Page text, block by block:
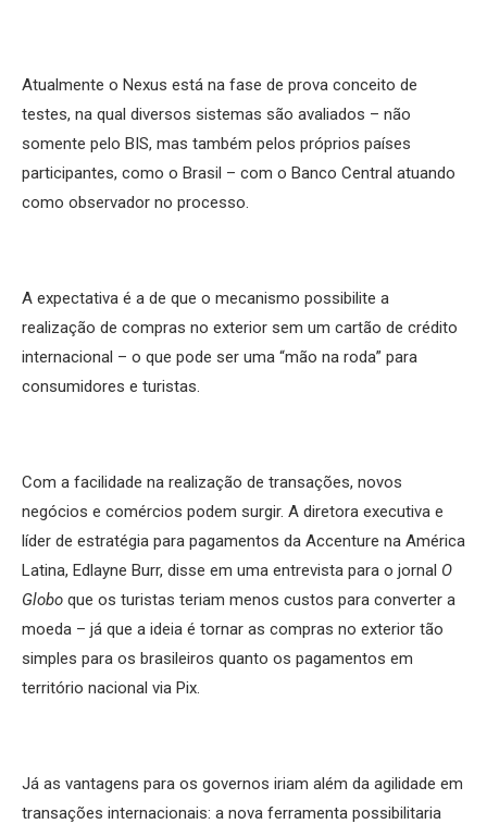
Atualmente o Nexus está na fase de prova conceito de
testes, na qual diversos sistemas são avaliados – não
somente pelo BIS, mas também pelos próprios países
participantes, como o Brasil – com o Banco Central atuando
como observador no processo.
A expectativa é a de que o mecanismo possibilite a
realização de compras no exterior sem um cartão de crédito
internacional – o que pode ser uma “mão na roda” para
consumidores e turistas.
Com a facilidade na realização de transações, novos
negócios e comércios podem surgir. A diretora executiva e
líder de estratégia para pagamentos da Accenture na América
Latina, Edlayne Burr, disse em uma entrevista para o jornal O
Globo que os turistas teriam menos custos para converter a
moeda – já que a ideia é tornar as compras no exterior tão
simples para os brasileiros quanto os pagamentos em
território nacional via Pix.
Já as vantagens para os governos iriam além da agilidade em
transações internacionais: a nova ferramenta possibilitaria